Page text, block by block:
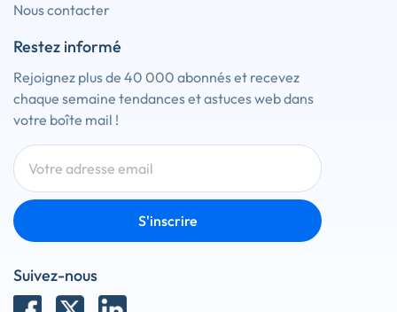
Nous contacter
Restez informé
Rejoignez plus de 40 000 abonnés et recevez
chaque semaine tendances et astuces web dans
votre boîte mail !
S'inscrire
Suivez-nous